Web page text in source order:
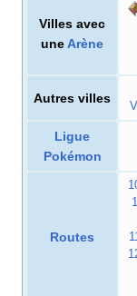
Villes avec
une Arène
Autres villes
Ligue
Pokémon
Routes